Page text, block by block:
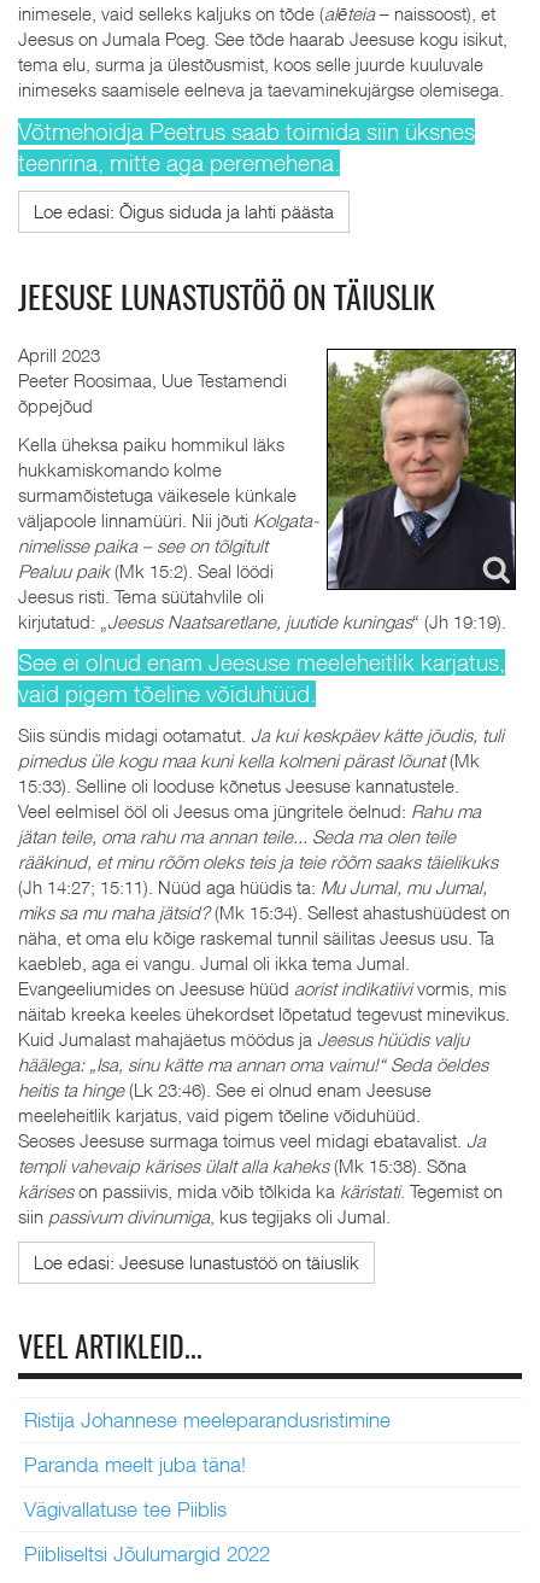
inimesele, vaid selleks kaljuks on tõde (alēteia– naissoost), et
Jeesus on Jumala Poeg. See tõde haarab Jeesuse kogu isikut,
tema elu, surma ja ülestõusmist, koos selle juurde kuuluvale
inimeseks saamisele eelneva ja taevaminekujärgse olemisega.
Võtmehoidja Peetrus saab toimida siin üksnes
teenrina, mitte aga peremehena.
Loe edasi: Õigus siduda ja lahti päästa
JEESUSE LUNASTUSTÖÖ ON TÄIUSLIK
Aprill 2023
Peeter Roosimaa, Uue Testamendi
õppejõud
Kella üheksa paiku hommikul läks
hukkamiskomando kolme
surmamõistetuga väikesele künkale
väljapoole linnamüüri. Nii jõuti Kolgata-
nimelisse paika – see on tõlgitult
Pealuu paik(Mk 15:2). Seal löödi
Jeesus risti. Tema süütahvlile oli
kirjutatud: „ Jeesus Naatsaretlane, juutide kuningas“ (Jh 19:19).
See ei olnud enam Jeesuse meeleheitlik karjatus,
vaid pigem tõeline võiduhüüd.
Siis sündis midagi ootamatut. Ja kui keskpäev kätte jõudis, tuli
pimedus üle kogu maa kuni kella kolmeni pärast lõunat(Mk
15:33). Selline oli looduse kõnetus Jeesuse kannatustele.
Veel eelmisel ööl oli Jeesus oma jüngritele öelnud: Rahu ma
jätan teile, oma rahu ma annan teile... Seda ma olen teile
rääkinud, et minu rõõm oleks teis ja teie rõõm saaks täielikuks
(Jh 14:27; 15:11). Nüüd aga hüüdis ta: Mu Jumal, mu Jumal,
miks sa mu maha jätsid?(Mk 15:34). Sellest ahastushüüdest on
näha, et oma elu kõige raskemal tunnil säilitas Jeesus usu. Ta
kaebleb, aga ei vangu. Jumal oli ikka tema Jumal.
Evangeeliumides on Jeesuse hüüd aorist indikatiivivormis, mis
näitab kreeka keeles ühekordset lõpetatud tegevust minevikus.
Kuid Jumalast mahajäetus möödus ja Jeesus hüüdis valju
häälega: „Isa, sinu kätte ma annan oma vaimu!“ Seda öeldes
heitis ta hinge(Lk 23:46). See ei olnud enam Jeesuse
meeleheitlik karjatus, vaid pigem tõeline võiduhüüd.
Seoses Jeesuse surmaga toimus veel midagi ebatavalist. Ja
templi vahevaip kärises ülalt alla kaheks(Mk 15:38). Sõna
käriseson passiivis, mida võib tõlkida ka käristati. Tegemist on
siin passivum divinumiga, kus tegijaks oli Jumal.
Loe edasi: Jeesuse lunastustöö on täiuslik
VEEL ARTIKLEID...
Ristija Johannese meeleparandusristimine
Paranda meelt juba täna!
Vägivallatuse tee Piiblis
Piibliseltsi Jõulumargid 2022